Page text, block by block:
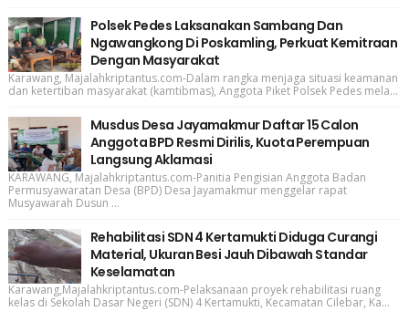
Polsek Pedes Laksanakan Sambang Dan
Ngawangkong Di Poskamling, Perkuat Kemitraan
Dengan Masyarakat
Karawang, Majalahkriptantus.com-Dalam rangka menjaga situasi keamanan
dan ketertiban masyarakat (kamtibmas), Anggota Piket Polsek Pedes mela...
Musdus Desa Jayamakmur Daftar 15 Calon
Anggota BPD Resmi Dirilis, Kuota Perempuan
Langsung Aklamasi
KARAWANG, Majalahkriptantus.com-Panitia Pengisian Anggota Badan
Permusyawaratan Desa (BPD) Desa Jayamakmur menggelar rapat
Musyawarah Dusun ...
Rehabilitasi SDN 4 Kertamukti Diduga Curangi
Material, Ukuran Besi Jauh Dibawah Standar
Keselamatan
Karawang,Majalahkriptantus.com-Pelaksanaan proyek rehabilitasi ruang
kelas di Sekolah Dasar Negeri (SDN) 4 Kertamukti, Kecamatan Cilebar, Ka...